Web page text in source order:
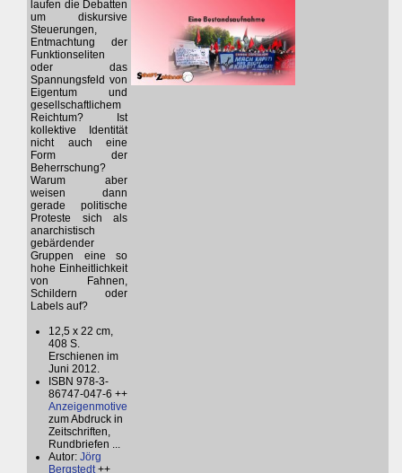
laufen die Debatten
um diskursive
Steuerungen,
Entmachtung der
Funktionseliten
oder das
Spannungsfeld von
Eigentum und
gesellschaftlichem
Reichtum? Ist
kollektive Identität
nicht auch eine
Form der
Beherrschung?
Warum aber
weisen dann
gerade politische
Proteste sich als
anarchistisch
gebärdender
Gruppen eine so
hohe Einheitlichkeit
von Fahnen,
Schildern oder
Labels auf?
12,5 x 22 cm,
408 S.
Erschienen im
Juni 2012.
ISBN 978-3-
86747-047-6 ++
Anzeigenmotive
zum Abdruck in
Zeitschriften,
Rundbriefen ...
Autor: Jörg
Bergstedt++